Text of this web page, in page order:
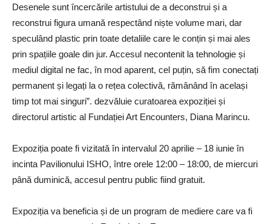
Desenele sunt încercările artistului de a deconstrui și a
reconstrui figura umană respectând niște volume mari, dar
speculând plastic prin toate detaliile care le conțin și mai ales
prin spațiile goale din jur. Accesul necontenit la tehnologie și
mediul digital ne fac, în mod aparent, cel puțin, să fim conectați
permanent și legați la o rețea colectivă, rămânând în același
timp tot mai singuri”. dezvăluie curatoarea expoziției și
directorul artistic al Fundației Art Encounters, Diana Marincu.
Expoziția poate fi vizitată în intervalul 20 aprilie – 18 iunie în
incinta Pavilionului ISHO, între orele 12:00 – 18:00, de miercuri
până duminică, accesul pentru public fiind gratuit.
Expoziția va beneficia și de un program de mediere care va fi